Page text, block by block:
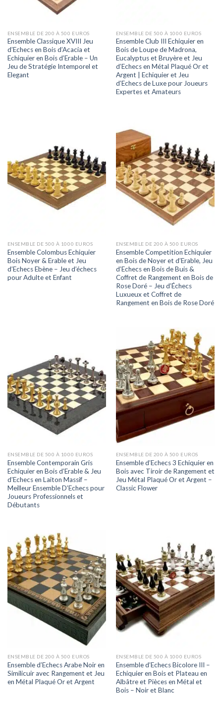
ENSEMBLE DE 200 À 500 EUROS
Ensemble Classique XVIII Jeu
d’Echecs en Bois d’Acacia et
Echiquier en Bois d’Erable – Un
Jeu de Stratégie Intemporel et
Elegant
ENSEMBLE DE 500 À 1000 EUROS
Ensemble Club III Echiquier en
Bois de Loupe de Madrona,
Eucalyptus et Bruyère et Jeu
d’Echecs en Métal Plaqué Or et
Argent | Echiquier et Jeu
d’Echecs de Luxe pour Joueurs
Expertes et Amateurs
ENSEMBLE DE 500 À 1000 EUROS
Ensemble Colombus Echiquier
Bois Noyer & Erable et Jeu
d’Echecs Ebène – Jeu d’échecs
pour Adulte et Enfant
ENSEMBLE DE 200 À 500 EUROS
Ensemble Competition Echiquier
en Bois de Noyer et d’Erable, Jeu
d’Echecs en Bois de Buis &
Coffret de Rangement en Bois de
Rose Doré – Jeu d’Échecs
Luxueux et Coffret de
Rangement en Bois de Rose Doré
ENSEMBLE DE 500 À 1000 EUROS
Ensemble Contemporain Gris
Echiquier en Bois d’Erable & Jeu
d’Echecs en Laiton Massif –
Meilleur Ensemble D’Echecs pour
Joueurs Professionnels et
Débutants
ENSEMBLE DE 200 À 500 EUROS
Ensemble d’Echecs 3 Echiquier en
Bois avec Tiroir de Rangement et
Jeu Métal Plaqué Or et Argent –
Classic Flower
ENSEMBLE DE 200 À 500 EUROS
Ensemble d’Echecs Arabe Noir en
Similicuir avec Rangement et Jeu
en Métal Plaqué Or et Argent
ENSEMBLE DE 500 À 1000 EUROS
Ensemble d’Echecs Bicolore III –
Echiquier en Bois et Plateau en
Albâtre et Pièces en Métal et
Bois – Noir et Blanc